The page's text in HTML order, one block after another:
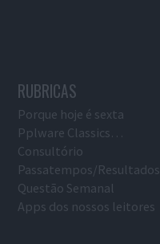
RUBRICAS
Porque hoje é sexta
Pplware Classics…
Consultório
Passatempos/Resultados
Questão Semanal
Apps dos nossos leitores